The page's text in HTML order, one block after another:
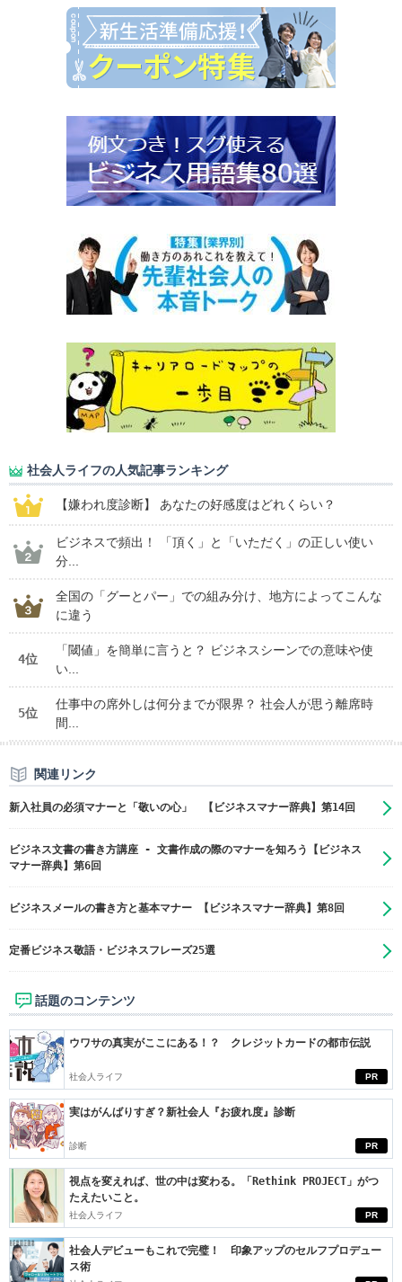
社会人ライフの人気記事ランキング
【嫌われ度診断】 あなたの好感度はどれくらい？
ビジネスで頻出！ 「頂く」と「いただく」の正しい使い
分...
全国の「グーとパー」での組み分け、地方によってこんな
に違う
4位
「閾値」を簡単に言うと？ ビジネスシーンでの意味や使
い...
5位
仕事中の席外しは何分までが限界？ 社会人が思う離席時
間...
関連リンク
新入社員の必須マナーと「敬いの心」 【ビジネスマナー辞典】第14回
ビジネス文書の書き方講座 - 文書作成の際のマナーを知ろう【ビジネス
マナー辞典】第6回
ビジネスメールの書き方と基本マナー 【ビジネスマナー辞典】第8回
定番ビジネス敬語・ビジネスフレーズ25選
話題のコンテンツ
PR
ウワサの真実がここにある！？ クレジットカードの都市伝説
社会人ライフ
PR
実はがんばりすぎ？新社会人『お疲れ度』診断
診断
PR
視点を変えれば、世の中は変わる。「Rethink PROJECT」がつ
たえたいこと。
社会人ライフ
社会人デビューもこれで完璧！ 印象アップのセルフプロデュー
ス術